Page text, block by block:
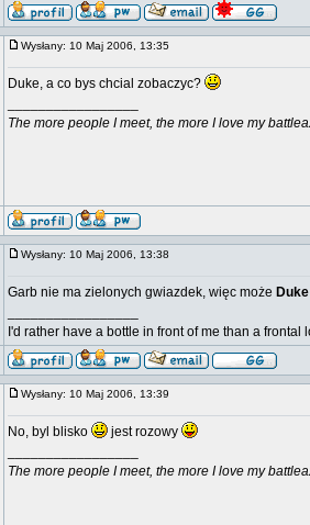
Wysłany: 10 Maj 2006, 13:35
Duke, a co bys chcial zobaczyc?
The more people I meet, the more I love my
Wysłany: 10 Maj 2006, 13:38
Garb nie ma zielonych gwiazdek, więc może
I'd rather have a bottle in front of me than a frontal
Wysłany: 10 Maj 2006, 13:39
No, byl blisko
jest rozowy
The more people I meet, the more I love my